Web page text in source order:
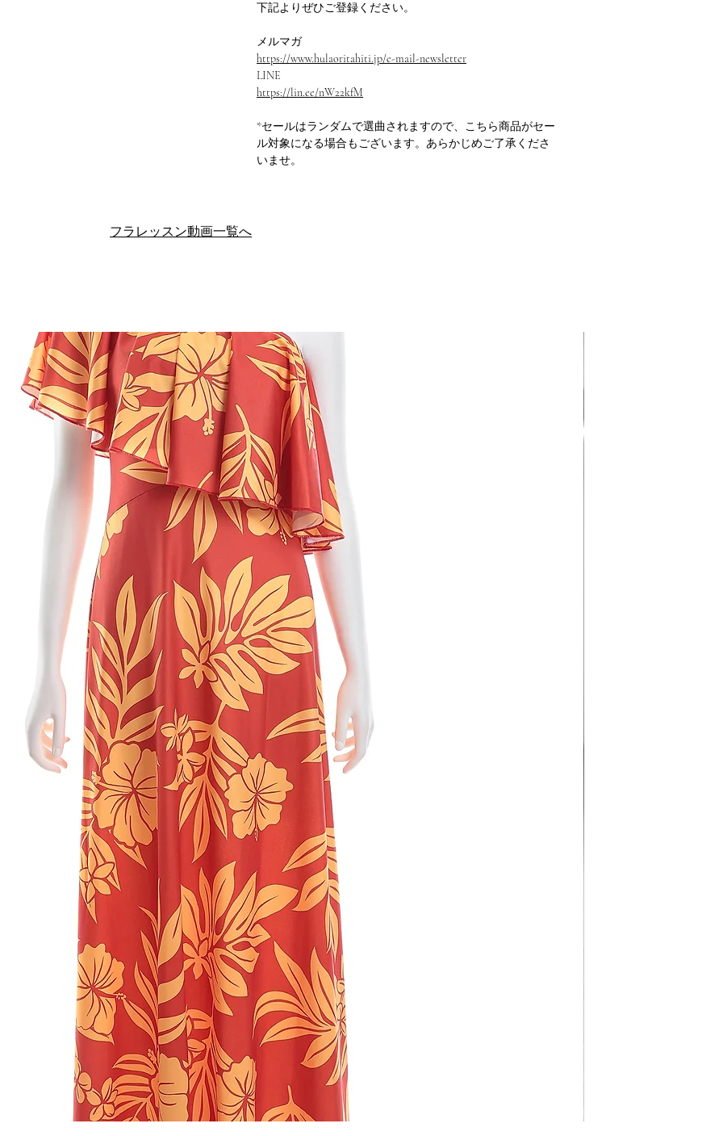
下記よりぜひご登録ください。
メルマガ
https://www.hulaoritahiti.jp/e-mail-newsletter
LINE
https://lin.ee/nW22kfM
*セールはランダムで選曲されますので、こちら商品がセー
ル対象になる場合もございます。あらかじめご了承くださ
いませ。
フラレッスン動画一覧へ